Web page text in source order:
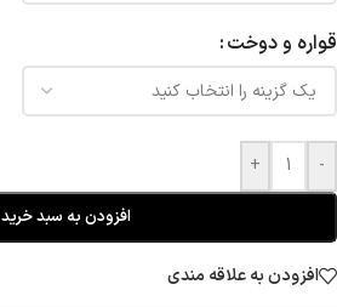
قواره و دوخت
-
+
افزودن به سبد خرید
افزودن به علاقه مندی